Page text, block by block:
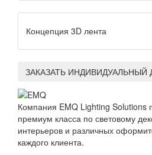
Концепция 3D лента
ЗАКАЗАТЬ ИНДИВИДУАЛЬНЫЙ
Компания EMQ Lighting Solutions
премиум класса по световому
интерьеров и различных
каждого клиента.